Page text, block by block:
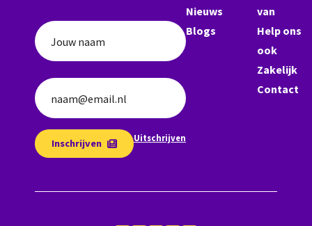
Jouw naam
naam@email.nl
Inschrijven Uitschrijven
Nieuws
Blogs
van
Help ons
ook
Zakelijk
Contact